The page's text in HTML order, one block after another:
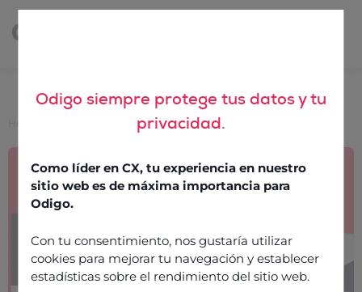
Odigo siempre protege tus datos y tu
privacidad.
Como líder en CX, tu experiencia en nuestro
sitio web es de máxima importancia para
Odigo.
Con tu consentimiento, nos gustaría utilizar
cookies para mejorar tu navegación y establecer
estadísticas sobre el rendimiento del sitio web.
The Guide to Formulating a CCaaS RFP
The Guide to Formulating
a CCaaS RFP
12 December 2025